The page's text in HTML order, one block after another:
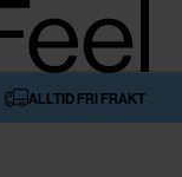
ALLTID FRI FRAKT